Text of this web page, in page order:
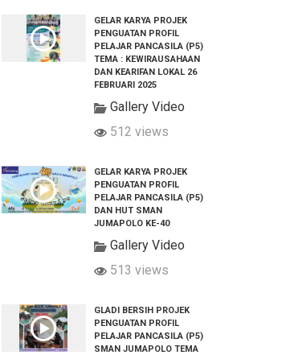
GELAR KARYA PROJEK
PENGUATAN PROFIL
PELAJAR PANCASILA (P5)
TEMA : KEWIRAUSAHAAN
DAN KEARIFAN LOKAL 26
FEBRUARI 2025
Gallery Video
512 views
GELAR KARYA PROJEK
PENGUATAN PROFIL
PELAJAR PANCASILA (P5)
DAN HUT SMAN
JUMAPOLO KE-40
Gallery Video
513 views
GLADI BERSIH PROJEK
PENGUATAN PROFIL
PELAJAR PANCASILA (P5)
SMAN JUMAPOLO TEMA